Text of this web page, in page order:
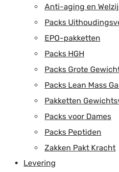
Anti-aging en
Packs
EPO-pakketten
Packs HGH
Packs Grote
Packs Lean Mass
Pakketten
Packs voor Dames
Packs Peptiden
Zakken Pakt Kracht
Levering